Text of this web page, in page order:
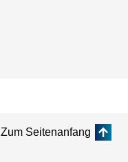
Zum Seitenanfang